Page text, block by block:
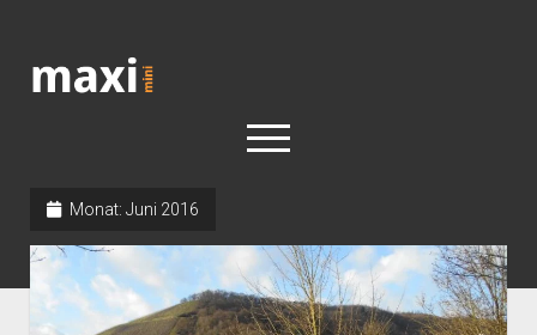
open
Berlin
Reisen
Monat: Juni 2016